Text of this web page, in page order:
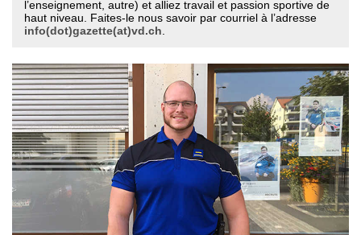
l’enseignement, autre) et alliez travail et passion sportive de
haut niveau. Faites-le nous savoir par courriel à l’adresse
info(dot)gazette(at)vd.ch